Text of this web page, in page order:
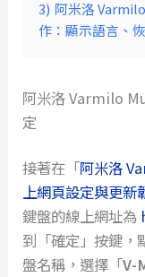
3) 阿米洛
作：顯示語言、
阿米洛 Varmilo
定
接著在「阿米洛
上網頁設定與更新
鍵盤的線上網址為
到「確定」按鍵，
盤名稱，選擇「V-